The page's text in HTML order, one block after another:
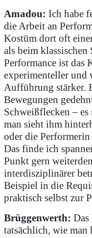
Amadou: Ich habe
die Arbeit an
Kostüm dort oft
als beim
Performance ist das
experimenteller und
Aufführung stärker.
Bewegungen
Schweißflecken –
man sieht ihm
oder die
Das finde ich
Punkt gern
interdisziplinärer
Beispiel in die
praktisch selbst zur
Brüggenwerth:
tatsächlich, wie